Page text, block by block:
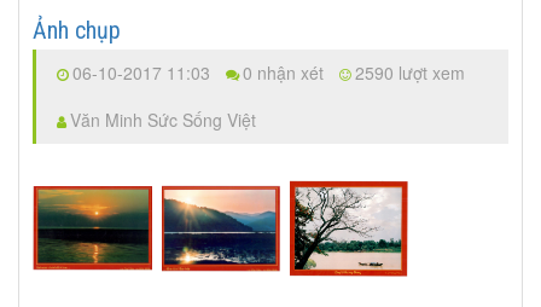
Ảnh chụp
06-10-2017 11:03 0 nhận xét
2590 lượt xem
Văn Minh Sức Sống Việt